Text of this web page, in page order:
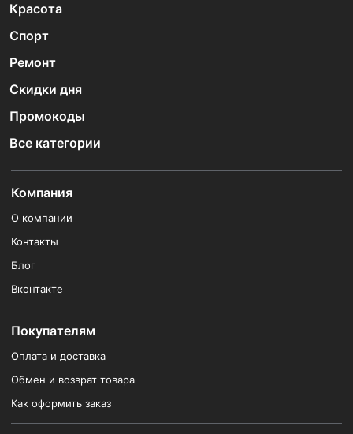
Красота
Спорт
Ремонт
Скидки дня
Промокоды
Все категории
Компания
О компании
Контакты
Блог
Вконтакте
Покупателям
Оплата и доставка
Обмен и возврат товара
Как оформить заказ